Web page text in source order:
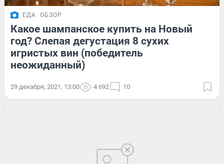
ЕДА ОБЗОР
Какое шампанское купить на Новый
год? Слепая дегустация 8 сухих
игристых вин (победитель
неожиданный)
29 декабря, 2021, 13:00 4 692 10